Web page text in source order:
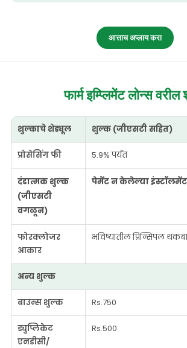
आत्ताच अप्लाय करा
फार्म इम्प्लिमेंट लोन्सवरील
शुल्काचे शेड्यूल शुल्क (जीएसटी सहित)
प्रोसेसिंग फी 5.9% पर्यंत
दंडात्मक शुल्क
(जीएसटी
वगळून)
पेमेंट न केलेल्या
फोरक्लोजर
आकार
भविष्यातील प्रिन्सिपल
अन्य शुल्क
बाउन्स शुल्क Rs.750
ड्युप्लिकेट
एनडीसी/
Rs.500